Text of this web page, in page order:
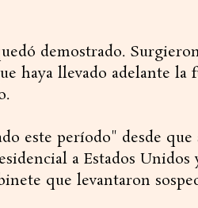
demostrado.
haya llevado adelante la
este período" desde que
a Estados Unidos
que levantaron